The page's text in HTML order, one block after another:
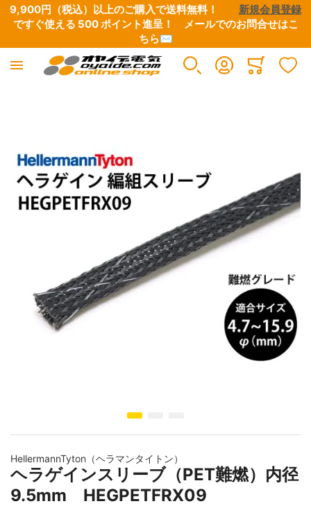
9,900円（税込）以上のご購入で送料無料！ 新規会員登録
ですぐ使える 500 ポイント進呈！ メールでのお問合せはこ
ちら✉
イメージギャラリーの最初に移動する
HellermannTyton（ヘラマンタイトン）
ヘラゲインスリーブ（PET難燃）内径
9.5mm HEGPETFRX09